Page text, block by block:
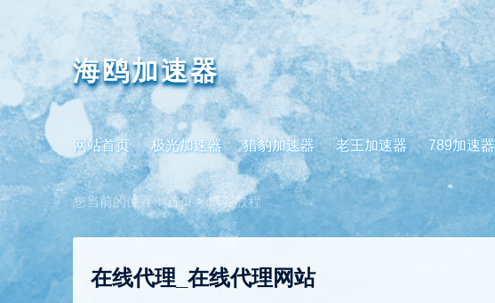
海鸥加速器
网站首页 极光加速器 猎豹加速器 老王加速器 789加速器
您当前的位置： 首页 >博客教程
在线代理_在线代理网站